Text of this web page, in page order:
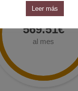
569.51€
al mes
Leer más